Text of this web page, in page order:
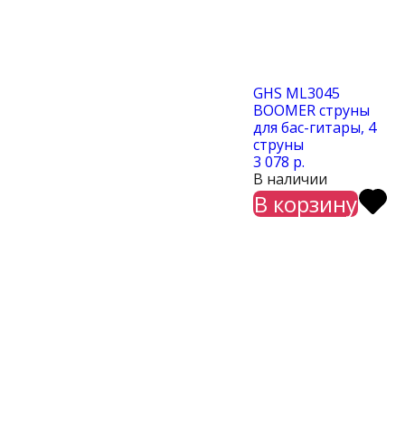
GHS ML3045
BOOMER струны
для бас-гитары, 4
струны
3 078 р.
В наличии
В корзину